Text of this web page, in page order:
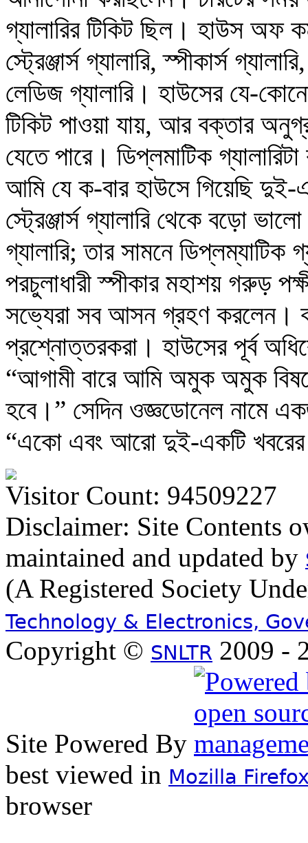
গ্যালারির টিকিট ছিল। হাউস অফ
স্ট্রেঞ্জার্স গ্যালারি, স্পীকার্স
লেডিজ গ্যালারি। হাউসের যে-
টিকিট পাওয়া যায়, আর বক্তার
যেতে পারে। ডিপ্লমাটিক
আমি যে ক-বার হাউসে গিয়েছি
স্ট্রেঞ্জার্স গ্যালারি থেকে বড়ো
গ্যালারি; তার সামনে
পরচুলাধারী স্পীকার মহাশয় গরুড়
সভ্যেরা সব আসন গ্রহণ
প্রশ্নোত্তরকরা। হাউসের পূর্ব
“আগামী বারে আমি অমুক অমুক
হবে।” সেদিন ওজ্ঞডোনেল নামে
“একো এবং আরো দুই-একটি খবরের
Visitor Count: 94509227
Disclaimer: Site Contents
maintained and updated by
(A Registered Society
Technology & Electronics,
Copyright © SNLTR 2009 -
Site Powered By
best viewed in Mozilla
browser